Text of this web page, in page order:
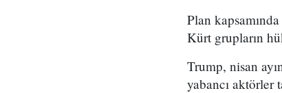
Plan
Kürt grupların
Trump, nisan
yabancı aktörler